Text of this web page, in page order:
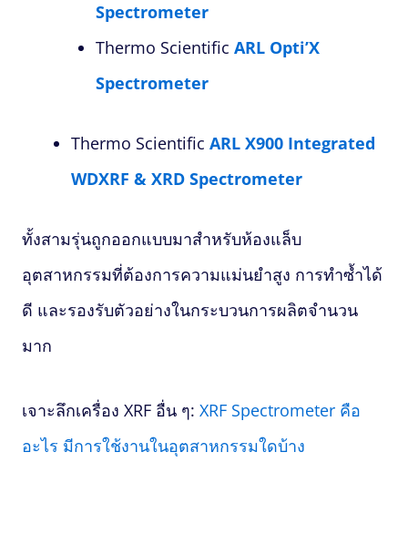
Spectrometer
Thermo Scientific ARL Opti’X
Spectrometer
Thermo Scientific ARL X900 Integrated
WDXRF & XRD Spectrometer
ทั้งสามรุ่นถูกออกแบบมาสำหรับห้องแล็บ
อุตสาหกรรมที่ต้องการความแม่นยำสูง การทำซ้ำได้
ดี และรองรับตัวอย่างในกระบวนการผลิตจำนวน
มาก
เจาะลึกเครื่อง XRF อื่น ๆ: XRF Spectrometer คือ
อะไร มีการใช้งานในอุตสาหกรรมใดบ้าง